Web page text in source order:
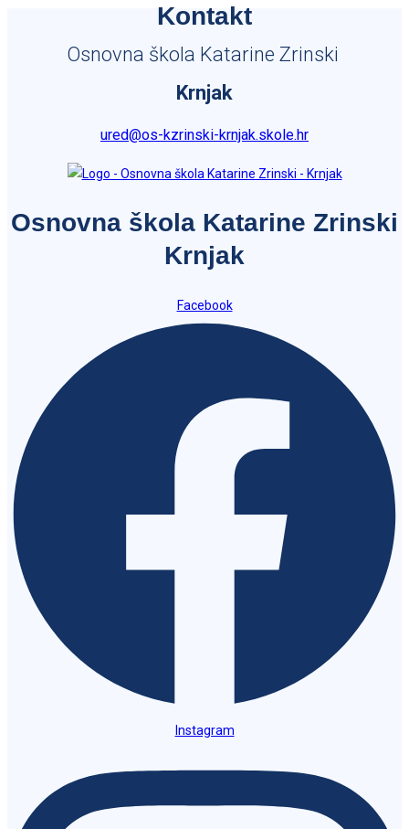
Kontakt
Osnovna škola Katarine Zrinski
Krnjak
ured@os-kzrinski-krnjak.skole.hr
Osnovna škola Katarine Zrinski
Krnjak
Facebook
Instagram